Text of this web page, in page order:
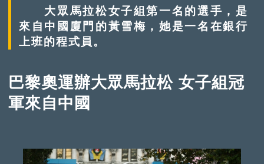
大眾馬拉松女子組第一名的選手，是
來自中國廈門的黃雪梅，她是一名在銀行
上班的程式員。
巴黎奧運辦大眾馬拉松 女子組冠
軍來自中國